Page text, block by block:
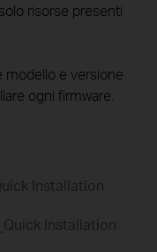
risorse presenti
modello e versione
ogni firmware.
Installation
Installation